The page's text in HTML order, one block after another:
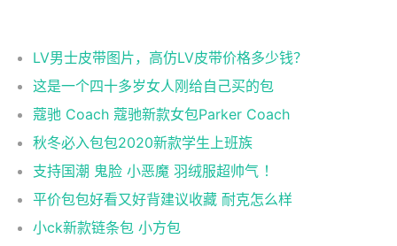
LV男士皮带图片，高仿LV皮带价格多少钱？
这是一个四十多岁女人刚给自己买的包
蔻驰 Coach 蔻驰新款女包Parker Coach
秋冬必入包包2020新款学生上班族
支持国潮 鬼脸 小恶魔 羽绒服超帅气 ！
平价包包好看又好背建议收藏 耐克怎么样
小ck新款链条包 小方包